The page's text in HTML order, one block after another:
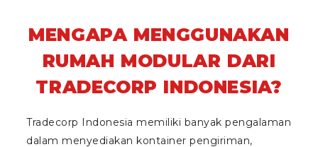
MENGAPA MENGGUNAKAN
RUMAH MODULAR DARI
TRADECORP INDONESIA?
Tradecorp Indonesia memiliki banyak pengalaman
dalam menyediakan kontainer pengiriman,